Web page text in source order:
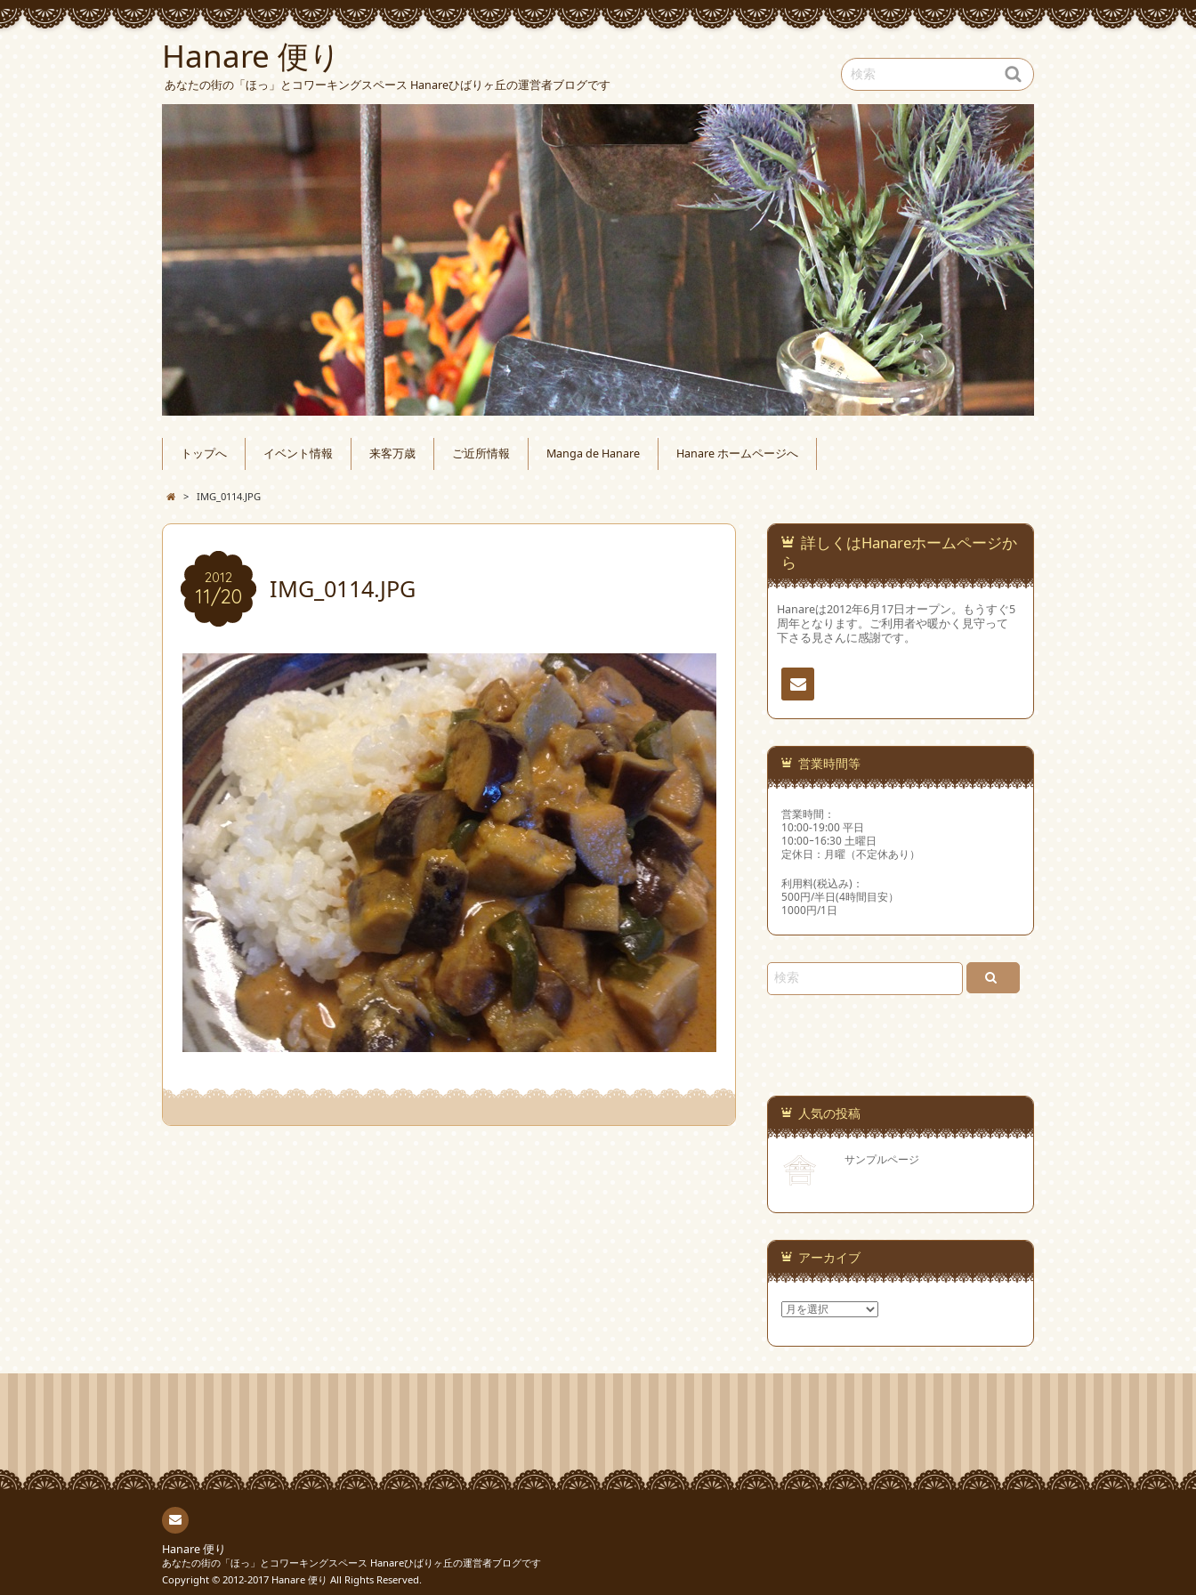
Hanare 便り
あなたの街の「ほっ」とコワーキングスペース Hanareひばりヶ丘の運営者ブログです
トップへ イベント情報 来客万歳 ご近所情報 Manga de Hanare Hanare ホームページへ
> IMG_0114.JPG
2012
11/20 IMG_0114.JPG
詳しくはHanareホームページか
ら
Hanareは2012年6月17日オープン。もうすぐ5
周年となります。ご利用者や暖かく見守って
下さる見さんに感謝です。
連絡
先
営業時間等
営業時間：
10:00-19:00 平日
10:00ｰ16:30 土曜日
定休日：月曜（不定休あり）
利用料(税込み)：
500円/半日(4時間目安）
1000円/1日
人気の投稿
サンプルページ
アーカイブ
ア
ー
イ
連絡
先
Hanare 便り
あなたの街の「ほっ」とコワーキングスペース Hanareひばりヶ丘の運営者ブログです
Copyright © 2012-2017 Hanare 便り All Rights Reserved.